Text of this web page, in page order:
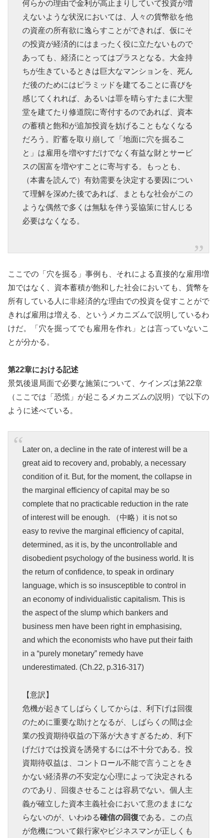
何らかの理由で金利が高止まりしていて投資が増
えないような状況においては、人々の貨幣欲を他
の資産の所有欲に逸らすことができれば、仮にそ
の投資が経済的にはまったく役に立たないもので
あっても、経済にとってはプラスとなる。大金持
ちが生きているときは巨大なマンションを、死ん
だ後のためにはピラミッドを建てることに喜びを
感じてくれれば、あるいは罪を晴らすたまに大聖
堂を建てたり修道院に寄付するのであれば、資本
の蓄積と飽和が追加投資を妨げることもなくなる
だろう。貯蓄を取り崩して「地面に穴を掘るこ
と」は雇用を増やすだけでなく有益な財とサービ
スの国富を増やすことに寄与する。もっとも、
（本書を読んで）有効需要を決定する要因につい
て理解を深めた後であれば、まともな社会がこの
ような偶然で多くは無駄を伴う妥協策に甘んじる
必要はなくなる。
ここでの「穴を掘る」事例も、それによる直接的な雇用増
加ではなく、資本蓄積が飽和した社会においても、貨幣を
所有している人に非経済的な理由での投資を促すことがで
きれば雇用は増える、というメカニズムで説明しているわ
けだ。「穴を掘ってでも雇用を作れ」とは言っていないこ
とが分かる。
第22章における記述
景気後退局面で必要な施策について、ケインズは第22章
（ここでは「恐慌」が起こるメカニズムの説明）で以下の
ように述べている。
Later on, a decline in the rate of interest will be a
great aid to recovery and, probably, a necessary
condition of it. But, for the moment, the collapse in
the marginal efficiency of capital may be so
complete that no practicable reduction in the rate
of interest will be enough. （中略）it is not so
easy to revive the marginal efficiency of capital,
determined, as it is, by the uncontrollable and
disobedient psychology of the business world. It is
the return of confidence, to speak in ordinary
language, which is so insusceptible to control in
an economy of individualistic capitalism. This is
the aspect of the slump which bankers and
business men have been right in emphasising,
and which the economists who have put their faith
in a “purely monetary” remedy have
underestimated. (Ch.22, p.316-317)
【意訳】
危機が起きてしばらくしてからは、利下げは回復
のために重要な助けとなるが、しばらくの間は企
業の投資期待収益の下落が大きすぎるため、利下
げだけでは投資を誘発するには不十分である。投
資期待収益は、コントロール不能で言うことをき
かない経済界の不安定な心理によって決定される
のであり、回復させることは容易でない。個人主
義が確立した資本主義社会において意のままにな
らないのが、いわゆる確信の回復である。この点
が危機について銀行家やビジネスマンが正しくも